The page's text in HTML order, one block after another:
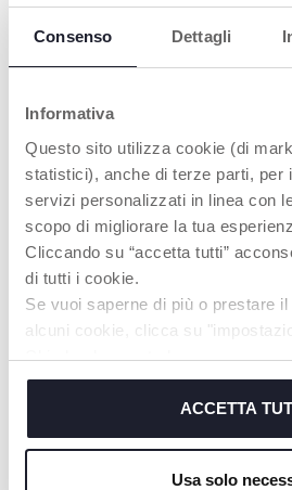
Consenso Dettagli
Informativa
Questo sito utilizza cookie (di
statistici), anche di terze parti, per
servizi personalizzati in linea con
scopo di migliorare la tua
Cliccando su “accetta tutti”
di tutti i cookie.
Se vuoi saperne di più o prestare
alcuni cookie, clicca su
Chiudendo questo banner
cookie tecnici, indispensabili per
ACCETTA
Usa solo
Hochet de dentition amis
de la mer